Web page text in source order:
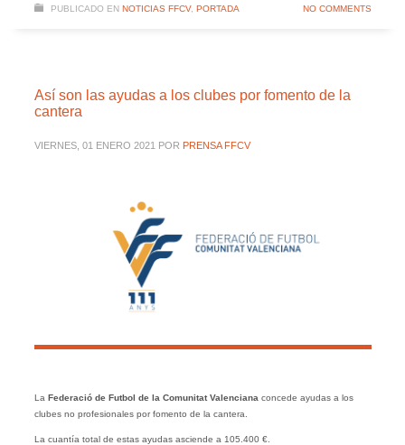
PUBLICADO EN NOTICIAS FFCV, PORTADA NO COMMENTS
Así son las ayudas a los clubes por fomento de la
cantera
VIERNES, 01 ENERO 2021 POR PRENSA FFCV
La Federació de Futbol de la Comunitat Valenciana concede ayudas a los
clubes no profesionales por fomento de la cantera.
La cuantía total de estas ayudas asciende a 105.400 €.